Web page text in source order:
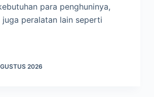
para penghuninya,
peralatan lain seperti
2026